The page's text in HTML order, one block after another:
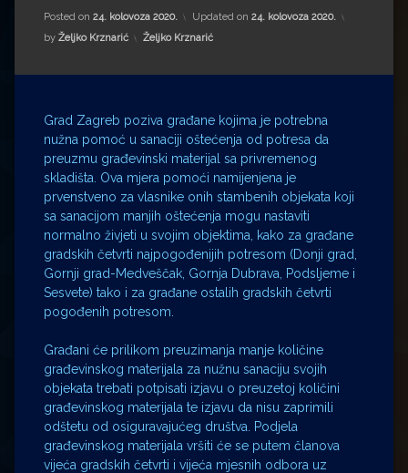
Drugi autori
Drugi autori
Ljiljana Lekanić-Kljaić
Željko Krznarić
Mario Lovreković
Miroslav Šantek
Posted on 24. kolovoza 2020. Updated on 24. kolovoza 2020.
by Željko Krznarić Kategorije:
Željko Krznarić
Grad Zagreb poziva građane kojima je potrebna
nužna pomoć u sanaciji oštećenja od potresa da
preuzmu građevinski materijal sa privremenog
skladišta. Ova mjera pomoći namijenjena je
prvenstveno za vlasnike onih stambenih objekata koji
sa sanacijom manjih oštećenja mogu nastaviti
normalno živjeti u svojim objektima, kako za građane
gradskih četvrti najpogođenijih potresom (Donji grad,
Gornji grad-Medveščak, Gornja Dubrava, Podsljeme i
Sesvete) tako i za građane ostalih gradskih četvrti
pogođenih potresom.
Građani će prilikom preuzimanja manje količine
građevinskog materijala za nužnu sanaciju svojih
objekata trebati potpisati izjavu o preuzetoj količini
građevinskog materijala te izjavu da nisu zaprimili
odštetu od osiguravajućeg društva. Podjela
građevinskog materijala vršiti će se putem članova
vijeća gradskih četvrti i vijeća mjesnih odbora uz